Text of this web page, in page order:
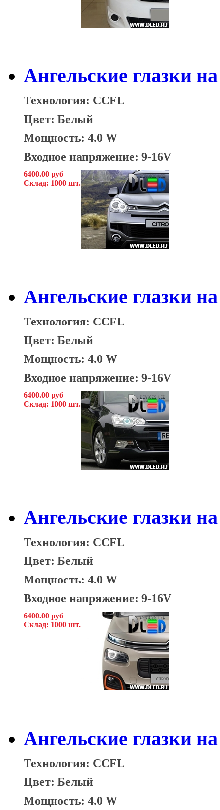
Ангельские глазки
Технология: CCFL
Цвет: Белый
Мощность: 4.0 W
Входное напряжение: 9-16V
6400.00 руб
Склад: 1000 шт.
Ангельские глазки
Технология: CCFL
Цвет: Белый
Мощность: 4.0 W
Входное напряжение: 9-16V
6400.00 руб
Склад: 1000 шт.
Ангельские глазки
Технология: CCFL
Цвет: Белый
Мощность: 4.0 W
Входное напряжение: 9-16V
6400.00 руб
Склад: 1000 шт.
Ангельские глазки
Технология: CCFL
Цвет: Белый
Мощность: 4.0 W